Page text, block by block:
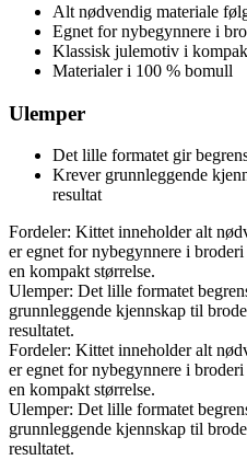
Alt nødvendig materiale
Egnet for nybegynnere i
Klassisk julemotiv i
Materialer i 100 % bomull
Ulemper
Det lille formatet gir
Krever grunnleggende
resultat
Fordeler: Kittet inneholder alt
er egnet for nybegynnere i
en kompakt størrelse.
Ulemper: Det lille formatet
grunnleggende kjennskap til
resultatet.
Fordeler: Kittet inneholder alt
er egnet for nybegynnere i
en kompakt størrelse.
Ulemper: Det lille formatet
grunnleggende kjennskap til
resultatet.